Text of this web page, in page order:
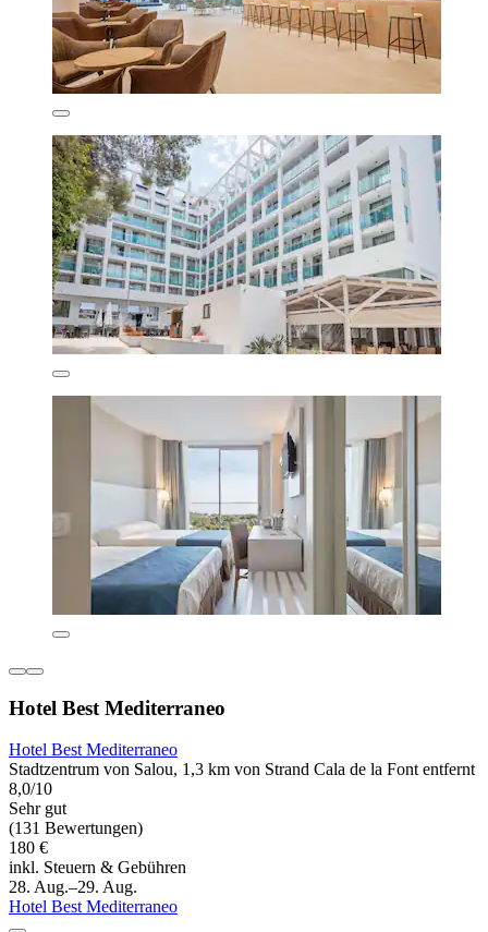
Hotel Best Mediterraneo
Hotel Best Mediterraneo
Stadtzentrum von Salou, 1,3 km von Strand Cala de la Font entfernt
8,0/10
Sehr gut
(131 Bewertungen)
180 €
inkl. Steuern & Gebühren
28. Aug.–29. Aug.
Hotel Best Mediterraneo